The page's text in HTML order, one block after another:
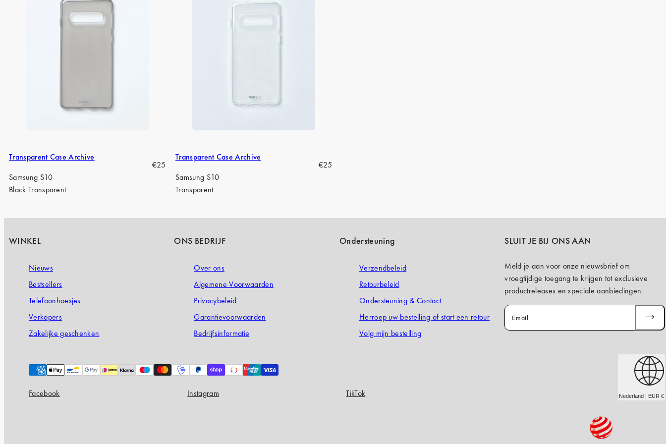
Transparent Case Archive
Regular
€25
Samsung S10
Black Transparent
Transparent Case Archive
Regular
€25
Samsung S10
Transparent
WINKEL
Nieuws
Bestsellers
Telefoonhoesjes
Verkopers
Zakelijke geschenken
ONS BEDRIJF
Over ons
Algemene Voorwaarden
Privacybeleid
Garantievoorwaarden
Bedrijfsinformatie
Ondersteuning
Verzendbeleid
Retourbeleid
Ondersteuning & Contact
Herroep uw bestelling of start een retour
Volg mijn bestelling
SLUIT JE BIJ ONS AAN
Meld je aan voor onze nieuwsbrief om
vroegtijdige toegang te krijgen tot exclusieve
productreleases en speciale aanbiedingen.
Email
Payment
methods
Facebook
Instagram TikTok Nederland | EUR €